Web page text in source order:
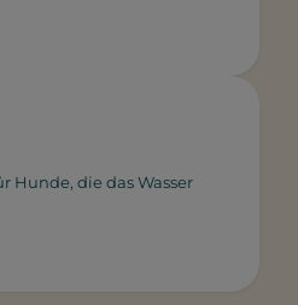
Hunde, die das Wasser